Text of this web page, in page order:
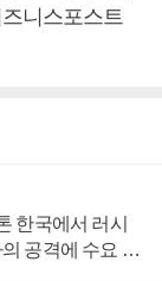
니스포스트
한국에서 러시
공격에 수요 늘